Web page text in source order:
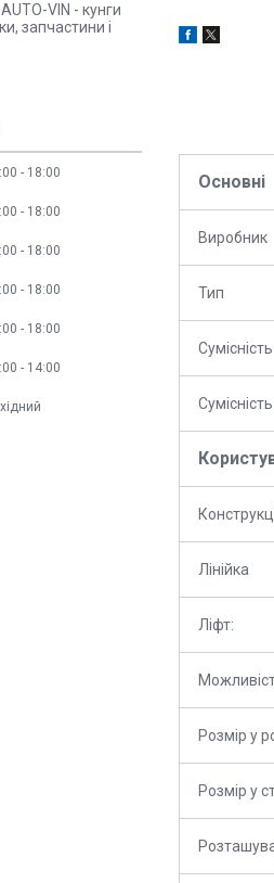
Основні
Виробник
Тип
Лінійка
Ліфт:
Розмір у
Розмір у
VIN - кунги
запчастини і
18:00
18:00
18:00
18:00
18:00
14:00